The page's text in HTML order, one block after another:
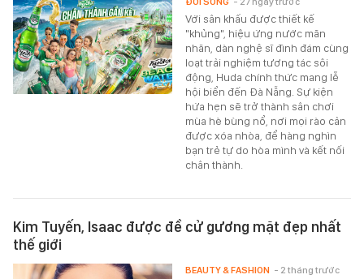
Với sân khấu được thiết kế
"khủng", hiệu ứng nước mãn
nhãn, dàn nghệ sĩ đình đám cùng
loạt trải nghiệm tương tác sôi
động, Huda chính thức mang lễ
hội biển đến Đà Nẵng. Sự kiện
hứa hẹn sẽ trở thành sân chơi
mùa hè bùng nổ, nơi mọi rào cản
được xóa nhòa, để hàng nghìn
bạn trẻ tự do hòa mình và kết nối
chân thành.
Kim Tuyến, Isaac được đề cử gương mặt đẹp nhất
thế giới
BEAUTY & FASHION - 2 tháng trước